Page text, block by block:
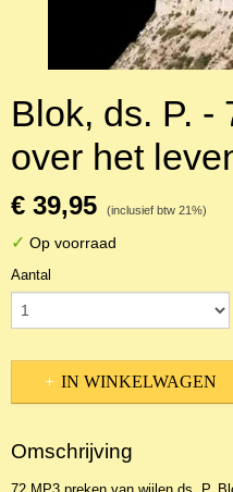
Blok, ds. P. -
over het
€ 39,95 (inclusief btw 21%)
✓ Op voorraad
Aantal
IN WINKELWAGEN
Omschrijving